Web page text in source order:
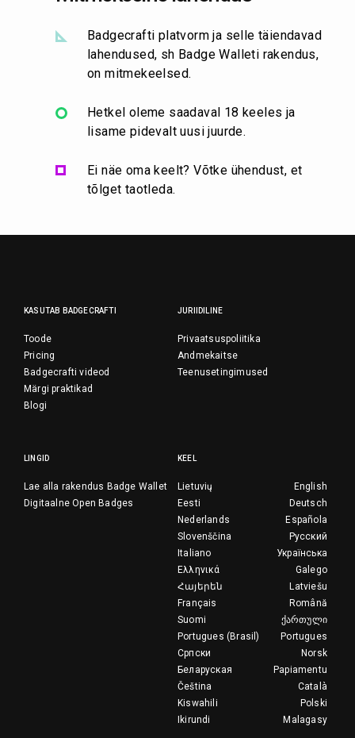
Badgecrafti platvorm ja selle täiendavad
lahendused, sh Badge Walleti rakendus,
on mitmekeelsed.
Hetkel oleme saadaval 18 keeles ja
lisame pidevalt uusi juurde.
Ei näe oma keelt? Võtke ühendust, et
tõlget taotleda.
KASUTAB BADGECRAFTI
Toode
Pricing
Badgecrafti videod
Märgi praktikad
Blogi
JURIIDILINE
Privaatsuspoliitika
Andmekaitse
Teenusetingimused
LINGID
Lae alla rakendus Badge Wallet
Digitaalne Open Badges
KEEL
English
Lietuvių
Deutsch
Eesti
Española
Nederlands
Русский
Slovenščina
Українська
Italiano
Galego
Ελληνικά
Latviešu
Հայերեն
Română
Français
ქართული
Suomi
Portugues
Portugues (Brasil)
Norsk
Српски
Papiamentu
Беларуская
Català
Čeština
Polski
Kiswahili
Malagasy
Ikirundi